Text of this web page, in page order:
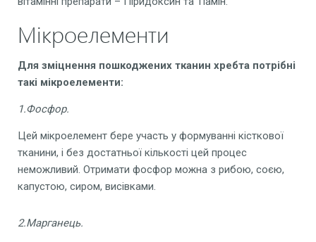
Мікроелементи
Для зміцнення пошкоджених тканин хребта потрібні
такі мікроелементи:
1.Фосфор.
Цей мікроелемент бере участь у формуванні кісткової
тканини, і без достатньої кількості цей процес
неможливий. Отримати фосфор можна з рибою, соєю,
капустою, сиром, висівками.
2.Марганець.